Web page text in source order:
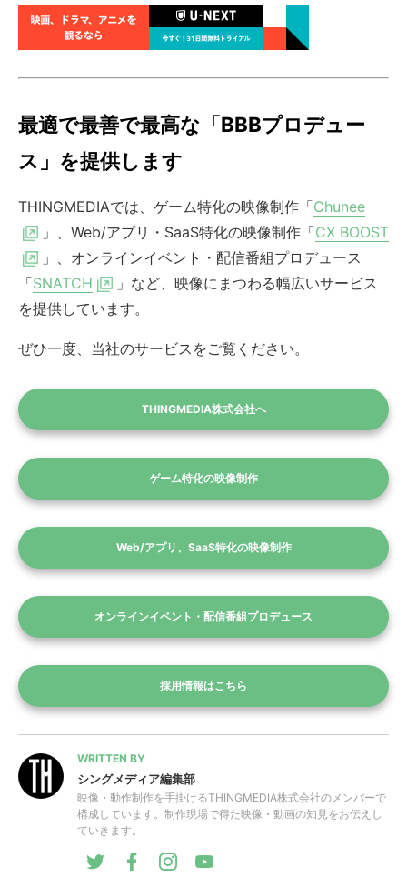
最適で最善で最高な「BBBプロデュー
ス」を提供します
THINGMEDIAでは、ゲーム特化の映像制作「Chunee
」、Web/アプリ・SaaS特化の映像制作「CX BOOST
」、オンラインイベント・配信番組プロデュース
「SNATCH
」など、映像にまつわる幅広いサービス
を提供しています。
ぜひ一度、当社のサービスをご覧ください。
THINGMEDIA株式会社へ
ゲーム特化の映像制作
Web/アプリ、SaaS特化の映像制作
オンラインイベント・配信番組プロデュース
採用情報はこちら
WRITTEN BY
シングメディア編集部
映像・動作制作を手掛けるTHINGMEDIA株式会社のメンバーで
構成しています。制作現場で得た映像・動画の知見をお伝えし
ていきます。